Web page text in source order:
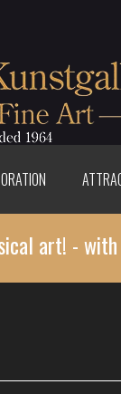
art! -